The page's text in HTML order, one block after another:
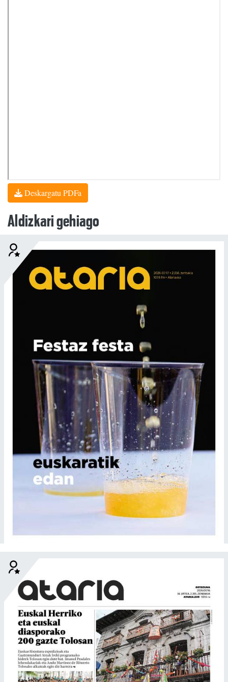
Deskargatu PDFa
Aldizkari gehiago